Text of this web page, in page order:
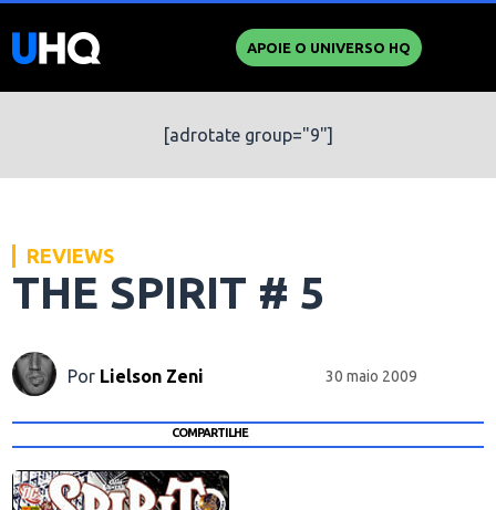
APOIE O UNIVERSO HQ
[adrotate group="9"]
REVIEWS
THE SPIRIT # 5
Por Lielson Zeni 30 maio 2009
COMPARTILHE